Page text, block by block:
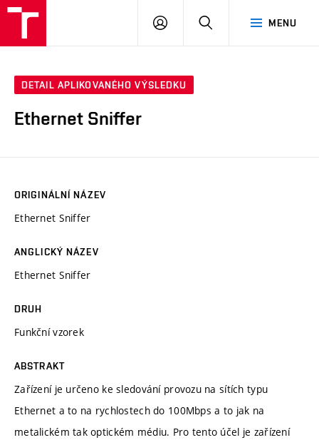
MENU
PŘIHLÁSIT
DETAIL APLIKOVANÉHO VÝSLEDKU
Ethernet Sniffer
ORIGINÁLNÍ NÁZEV
Ethernet Sniffer
ANGLICKÝ NÁZEV
Ethernet Sniffer
DRUH
Funkční vzorek
ABSTRAKT
Zařízení je určeno ke sledování provozu na sítích typu
Ethernet a to na rychlostech do 100Mbps a to jak na
metalickém tak optickém médiu. Pro tento účel je zařízení